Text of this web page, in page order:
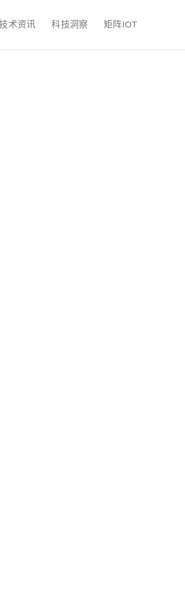
子,计算,AI,人工智能,机
技术资讯 科技洞察 矩阵IOT